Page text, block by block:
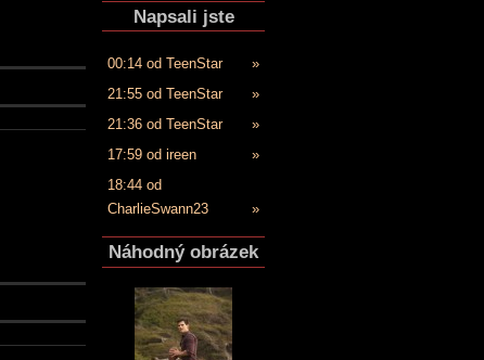
Napsali jste
00:14 od TeenStar
»
21:55 od TeenStar
»
21:36 od TeenStar
»
17:59 od ireen
»
18:44 od
CharlieSwann23
»
Náhodný obrázek